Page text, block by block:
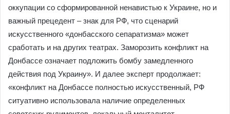
оккупации со сформированной ненавистью к Украине, но и
важный прецедент – знак для РФ, что сценарий
искусственного «донбасского сепаратизма» может
сработать и на других театрах. Заморозить конфликт на
Донбассе означает подложить бомбу замедленного
действия под Украину». И далее эксперт продолжает:
«конфликт на Донбассе полностью искусственный, РФ
ситуативно использовала наличие определенных